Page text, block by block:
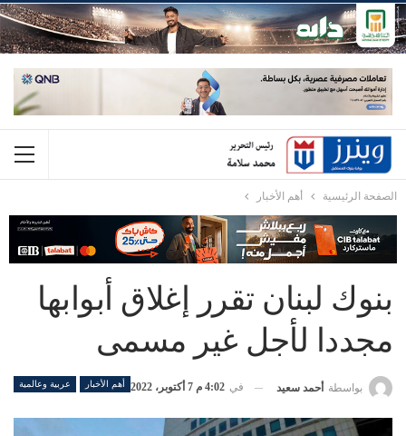
الصفحة الرئيسية أهم الأخبار
بنوك لبنان تقرر إغلاق أبوابها
مجددا لأجل غير مسمى
أهم الأخبار عربية وعالمية بواسطة أحمد سعيد في 4:02 م 7 أكتوبر، 2022